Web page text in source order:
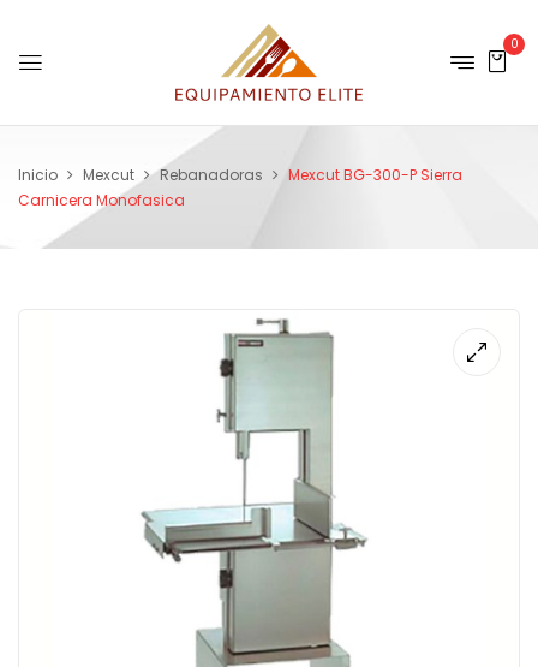
0
Inicio Mexcut Rebanadoras
Mexcut BG-300-P Sierra
Carnicera Monofasica